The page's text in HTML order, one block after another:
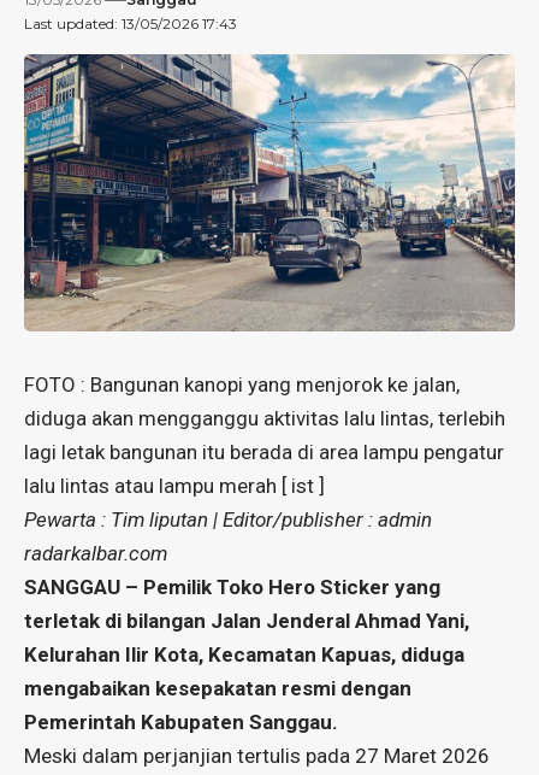
Last updated: 13/05/2026 17:43
FOTO : Bangunan kanopi yang menjorok ke jalan,
diduga akan mengganggu aktivitas lalu lintas, terlebih
lagi letak bangunan itu berada di area lampu pengatur
lalu lintas atau lampu merah [ ist ]
Pewarta : Tim liputan | Editor/publisher : admin
radarkalbar.com
SANGGAU – Pemilik Toko Hero Sticker yang
terletak di bilangan Jalan Jenderal Ahmad Yani,
Kelurahan Ilir Kota, Kecamatan Kapuas, diduga
mengabaikan kesepakatan resmi dengan
Pemerintah Kabupaten Sanggau.
Meski dalam perjanjian tertulis pada 27 Maret 2026